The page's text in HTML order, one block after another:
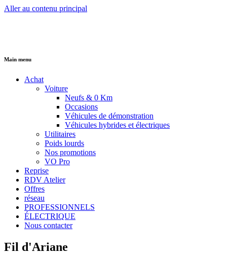
Aller au contenu principal
Main menu
Achat
Voiture
Neufs & 0 Km
Occasions
Véhicules de démonstration
Véhicules hybrides et électriques
Utilitaires
Poids lourds
Nos promotions
VO Pro
Reprise
RDV Atelier
Offres
réseau
PROFESSIONNELS
ÉLECTRIQUE
Nous contacter
Fil d'Ariane